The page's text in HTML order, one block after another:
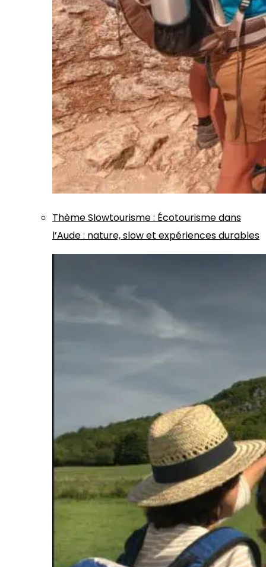
ThèmeSlowtourisme: Écotourisme dans
l’Aude : nature, slow et expériences durables